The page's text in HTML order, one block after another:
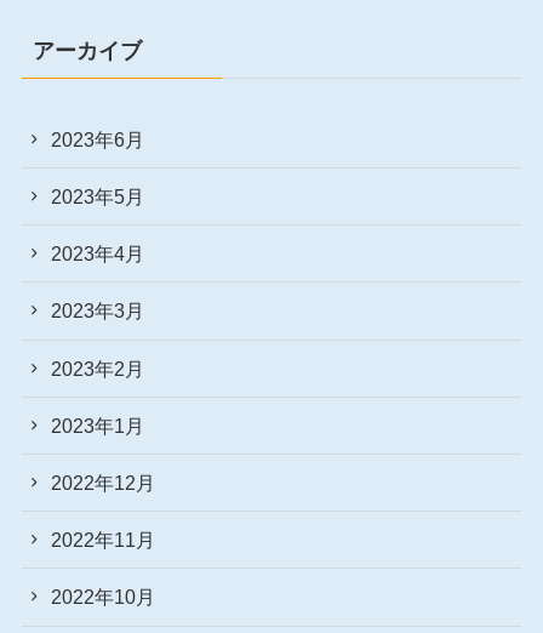
アーカイブ
2023年6月
2023年5月
2023年4月
2023年3月
2023年2月
2023年1月
2022年12月
2022年11月
2022年10月